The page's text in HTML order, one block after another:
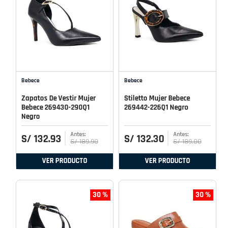
Bebece
Zapatos De Vestir Mujer
Bebece 269430-290Q1
Negro
S/ 132.93 S/ 189.90
VER PRODUCTO
Bebece
Stiletto Mujer Bebece
269442-226Q1 Negro
S/ 132.30 S/ 189.00
VER PRODUCTO
30 % 30 %